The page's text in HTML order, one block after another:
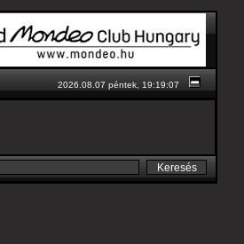
2026.08.07 péntek, 19:19:07